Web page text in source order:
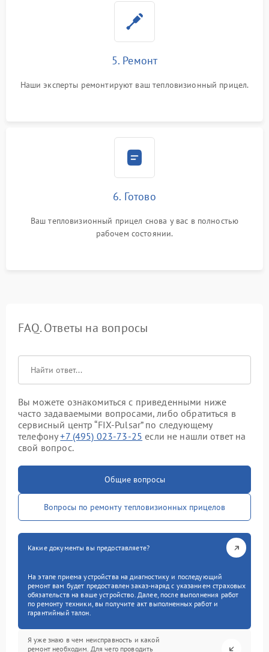
5. Ремонт
Наши эксперты ремонтируют ваш тепловизионный прицел.
6. Готово
Ваш тепловизионный прицел снова у вас в полностью
рабочем состоянии.
FAQ. Ответы на вопросы
Вы можете ознакомиться с приведенными ниже
часто задаваемыми вопросами, либо обратиться в
сервисный центр “FIX-Pulsar” по следующему
телефону+7 (495) 023-73-25 если не нашли ответ на
свой вопрос.
Общие вопросы
Вопросы по ремонту тепловизионных прицелов
Какие документы вы предоставляете?
На этапе приема устройства на диагностику и последующий
ремонт вам будет предоставлен заказ-наряд с указанием страховых
обязательств на ваше устройство. Далее, после выполнения работ
по ремонту техники, вы получите акт выполненных работ и
гарантийный талон.
Я уже знаю в чем неисправность и какой
ремонт необходим. Для чего проводить